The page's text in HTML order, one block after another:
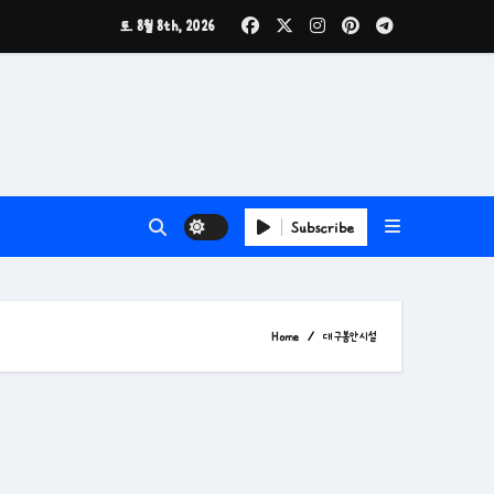
토. 8월 8th, 2026
Subscribe
Home 대구봉안시설